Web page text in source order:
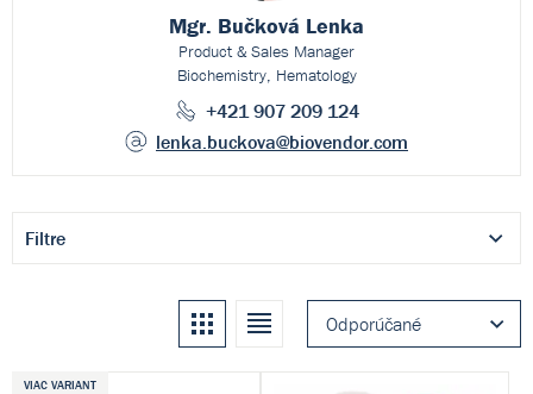
Mgr. Bučková Lenka
Product & Sales Manager
Biochemistry, Hematology
+421 907 209 124
lenka.buckova@biovendor.com
Filtre
Odporúčané
Kachle Zoznam
VIAC VARIANT